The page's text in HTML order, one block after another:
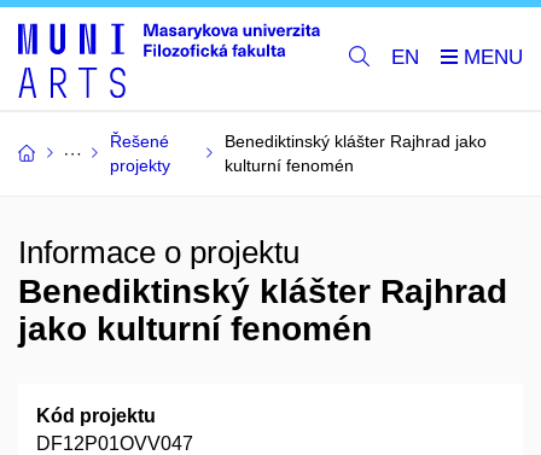
EN
Řešené
projekty
Benediktinský klášter Rajhrad jako
kulturní fenomén
Informace o projektu
Benediktinský klášter Rajhrad
jako kulturní fenomén
Kód projektu
DF12P01OVV047